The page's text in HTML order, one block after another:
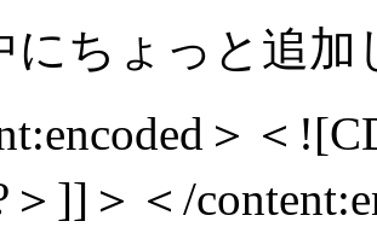
にちょっと追加
＞＜
＞]]＞＜/